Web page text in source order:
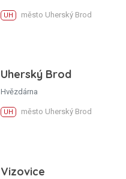
UH město Uherský Brod
Uherský Brod
Hvězdárna
UH město Uherský Brod
Vizovice